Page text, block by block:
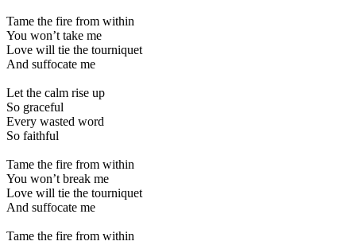
Tame the fire from within
You won’t take me
Love will tie the tourniquet
And suffocate me
Let the calm rise up
So graceful
Every wasted word
So faithful
Tame the fire from within
You won’t break me
Love will tie the tourniquet
And suffocate me
Tame the fire from within